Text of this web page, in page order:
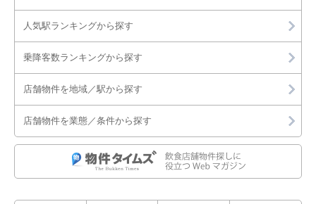
幸手市
狭山市
秩父市
人気駅ランキングから探す
乗降客数ランキングから探す
店舗物件を地域／駅から探す
店舗物件を業態／条件から探す